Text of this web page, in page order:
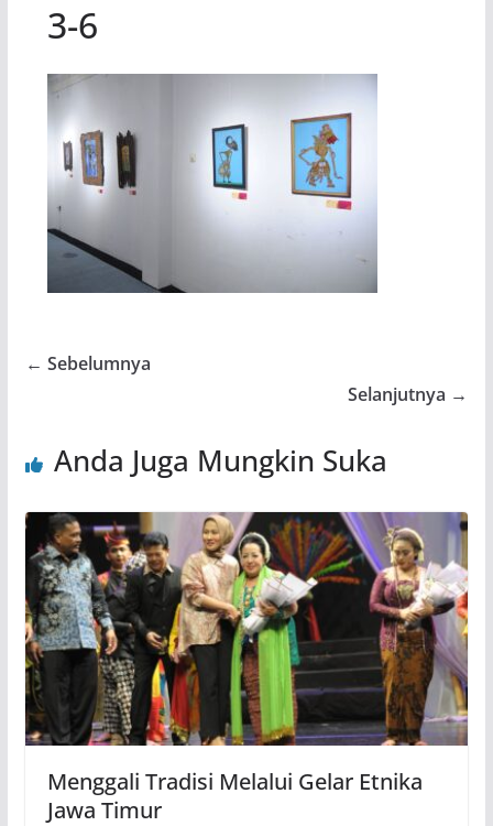
3-6
← Sebelumnya
Selanjutnya →
Anda Juga Mungkin Suka
Menggali Tradisi Melalui Gelar Etnika
Jawa Timur